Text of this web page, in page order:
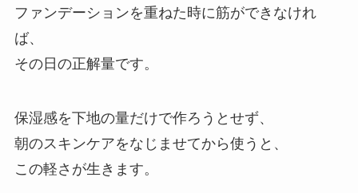
ファンデーションを重ねた時に筋ができなけれ
ば、
その日の正解量です。
保湿感を下地の量だけで作ろうとせず、
朝のスキンケアをなじませてから使うと、
この軽さが生きます。